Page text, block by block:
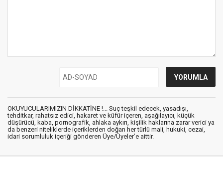
OKUYUCULARIMIZIN DİKKATİNE !... Suç teşkil edecek, yasadışı,
tehditkar, rahatsız edici, hakaret ve küfür içeren, aşağılayıcı, küçük
düşürücü, kaba, pornografik, ahlaka aykırı, kişilik haklarına zarar verici ya
da benzeri niteliklerde içeriklerden doğan her türlü mali, hukuki, cezai,
idari sorumluluk içeriği gönderen Üye/Üyeler’e aittir.